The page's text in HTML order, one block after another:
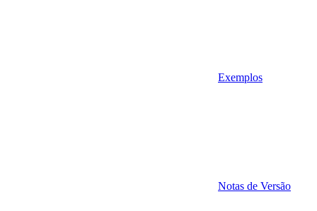
Exemplos
Notas de Versão